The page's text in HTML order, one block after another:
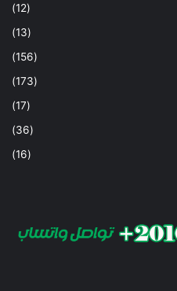
(12)
(13)
(156)
(173)
(17)
(36)
(16)